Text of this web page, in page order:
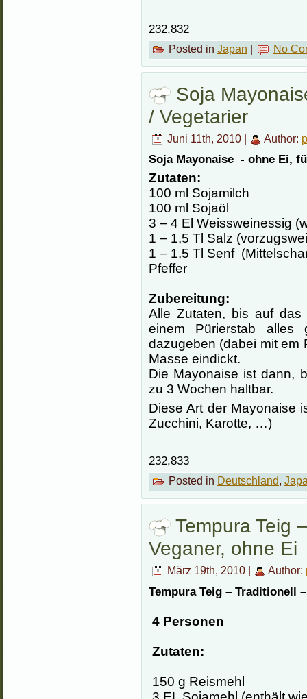
232,832
Posted in Japan No
Soja
/ Vegetarier
Juni 11th, 2010 | Author:
Soja Mayonaise - ohne Ei,
Zutaten:
100 ml Sojamilch
100 ml Sojaöl
3 – 4 El Weissweinessig
1 – 1,5 Tl Salz
1 – 1,5 Tl Senf
Pfeffer
Zubereitung:
Alle Zutaten, bis auf
einem Pürierstab alles
dazugeben (dabei mit em
Masse eindickt.
Die Mayonaise ist dann,
zu 3 Wochen haltbar.
Diese Art der Mayonaise
Zucchini, Karotte, …)
232,833
Posted in Deutschland,
Tempura Teig
Veganer, ohne Ei
März 19th, 2010 | Author:
Tempura Teig – Traditionell
4 Personen
Zutaten:
150 g Reismehl